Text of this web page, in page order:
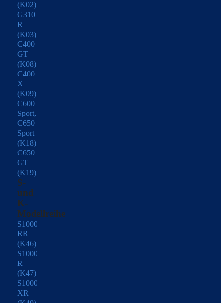
(K02)
G310
R
(K03)
C400
GT
(K08)
C400
X
(K09)
C600
Sport,
C650
Sport
(K18)
C650
GT
(K19)
S-
und
K-
Modellreihe
S1000
RR
(K46)
S1000
R
(K47)
S1000
XR